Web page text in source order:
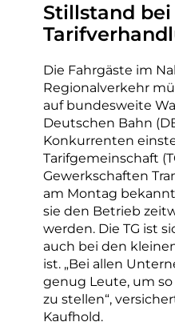
Stillstand bei
Die Fahrgäste im
Regionalverkehr
auf bundesweite
Deutschen Bahn
Konkurrenten
Tarifgemeinschaft
Gewerkschaften
am Montag
sie den Betrieb
werden. Die TG ist
auch bei den
ist. „Bei allen
genug Leute, um
zu stellen“,
Kaufhold.